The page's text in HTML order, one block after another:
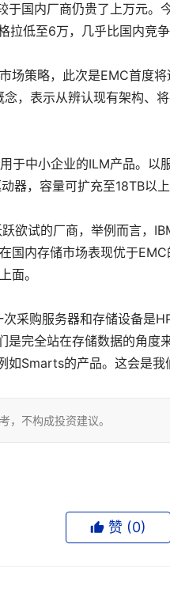
国内厂商仍贵了上万元。
拉低至6万，几乎比国内竞
策略，此次是EMC首度
，表示从辨认现有架构、
于中小企业的ILM产品。以
器，容量可扩充至18TB以
欲试的厂商，举例而言，
国内存储市场表现优于
面。
采购服务器和存储设备是
是完全站在存储数据的角度
Smarts的产品。这会是我
，不构成投资建议。
赞 (0)